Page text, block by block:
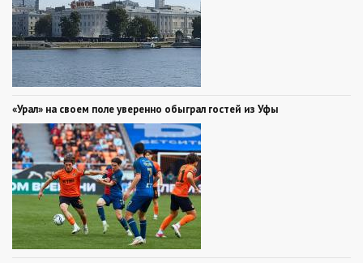
«Урал» на своем поле уверенно обыграл гостей из Уфы